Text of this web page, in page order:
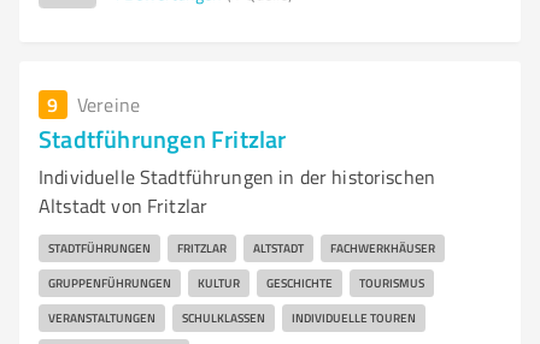
9 Vereine
Stadtführungen Fritzlar
Individuelle Stadtführungen in der historischen
Altstadt von Fritzlar
STADTFÜHRUNGEN FRITZLAR ALTSTADT FACHWERKHÄUSER
GRUPPENFÜHRUNGEN KULTUR GESCHICHTE TOURISMUS
VERANSTALTUNGEN SCHULKLASSEN INDIVIDUELLE TOUREN